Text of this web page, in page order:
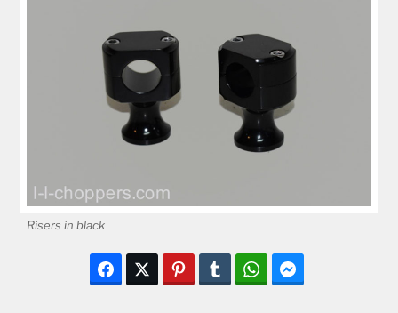
Risers in black